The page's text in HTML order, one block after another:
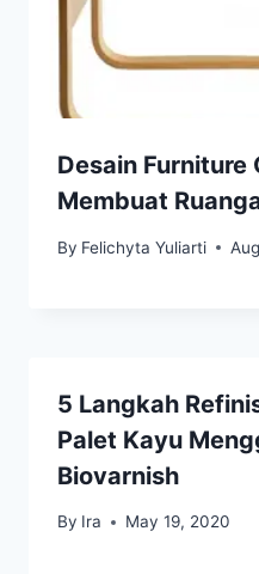
Desain Furniture
Membuat
By Felichyta Yuliarti
5 Langkah
Palet Kayu
Biovarnish
By Ira May 19, 2020